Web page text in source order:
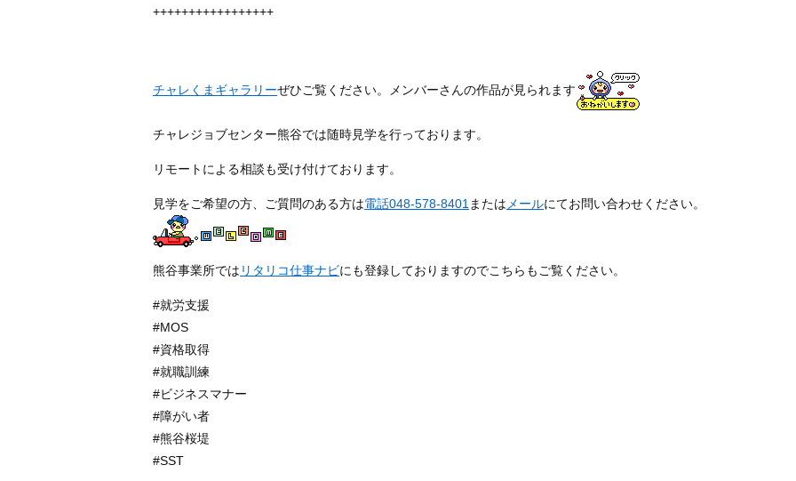
+++++++++++++++++
チャレくまギャラリーぜひご覧ください。メンバーさんの作品が見られます
チャレジョブセンター熊谷では随時見学を行っております。
リモートによる相談も受け付けております。
見学をご希望の方、ご質問のある方は電話048-578-8401またはメールにてお問い合わせください。
熊谷事業所では リタリコ仕事ナビにも登録しておりますのでこちらもご覧ください。
#就労支援
#MOS
#資格取得
#就職訓練
#ビジネスマナー
#障がい者
#熊谷桜堤
#SST